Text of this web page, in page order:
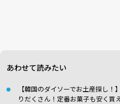
あわせて読みたい
【韓国のダイソーでお土産探し
りだくさん！定番お菓子も安く買